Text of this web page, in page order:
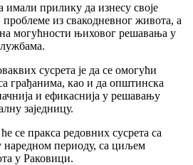
имали прилику да изнесу своје
из свакодневног живота, а
на могућности њиховог решавања у
сусрета је да се омогући
грађанима, као и да општинска
и ефикаснија у решавању
заједницу.
се пракса редовних сусрета са
наредном периоду, са циљем
у Раковици.